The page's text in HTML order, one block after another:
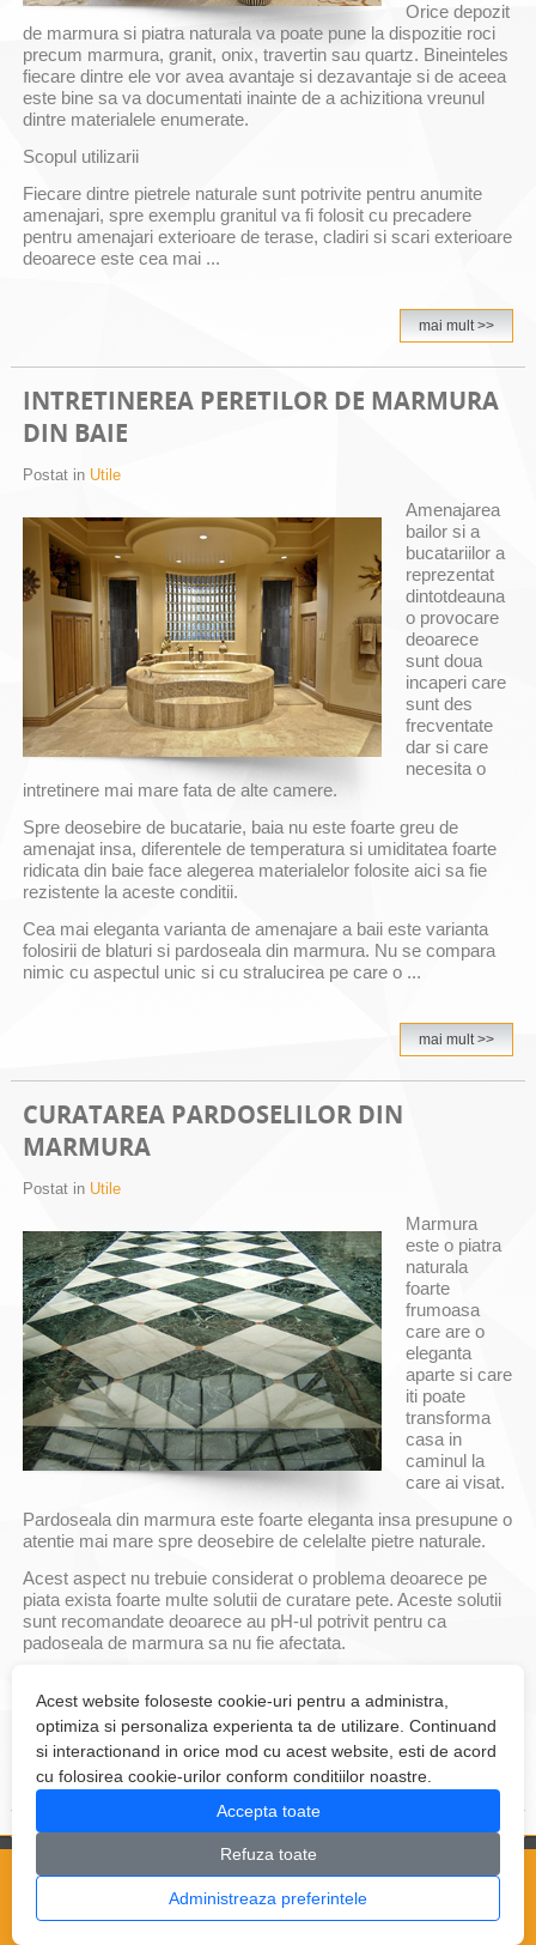
Acest website foloseste cookie-uri pentru a administra,
optimiza si personaliza experienta ta de utilizare. Continuand
si interactionand in orice mod cu acest website, esti de acord
cu folosirea cookie-urilor conform conditiilor noastre.
Accepta toate
Refuza toate
Administreaza preferintele
Orice depozit
de marmura si piatra naturala va poate pune la dispozitie roci
precum marmura, granit, onix, travertin sau quartz. Bineinteles
fiecare dintre ele vor avea avantaje si dezavantaje si de aceea
este bine sa va documentati inainte de a achizitiona vreunul
dintre materialele enumerate.
Scopul utilizarii
Fiecare dintre pietrele naturale sunt potrivite pentru anumite
amenajari, spre exemplu granitul va fi folosit cu precadere
pentru amenajari exterioare de terase, cladiri si scari exterioare
deoarece este cea mai ...
mai mult >>
INTRETINEREA PERETILOR DE MARMURA
DIN BAIE
Postat in Utile
Amenajarea
bailor si a
bucatariilor a
reprezentat
dintotdeauna
o provocare
deoarece
sunt doua
incaperi care
sunt des
frecventate
dar si care
necesita o
intretinere mai mare fata de alte camere.
Spre deosebire de bucatarie, baia nu este foarte greu de
amenajat insa, diferentele de temperatura si umiditatea foarte
ridicata din baie face alegerea materialelor folosite aici sa fie
rezistente la aceste conditii.
Cea mai eleganta varianta de amenajare a baii este varianta
folosirii de blaturi si pardoseala din marmura. Nu se compara
nimic cu aspectul unic si cu stralucirea pe care o ...
mai mult >>
CURATAREA PARDOSELILOR DIN
MARMURA
Postat in Utile
Marmura
este o piatra
naturala
foarte
frumoasa
care are o
eleganta
aparte si care
iti poate
transforma
casa in
caminul la
care ai visat.
Pardoseala din marmura este foarte eleganta insa presupune o
atentie mai mare spre deosebire de celelalte pietre naturale.
Acest aspect nu trebuie considerat o problema deoarece pe
piata exista foarte multe solutii de curatare pete. Aceste solutii
sunt recomandate deoarece au pH-ul potrivit pentru ca
padoseala de marmura sa nu fie afectata.
vorba de pete sau zgarieturi. Pentru a preveni ...
Copyright © 2026Depozit Marmura- Marmura, granit si onix
Algabeth